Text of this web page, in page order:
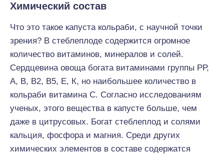
Химический состав
Что это такое капуста кольраби, с научной точки
зрения? В стеблеплоде содержится огромное
количество витаминов, минералов и солей.
Сердцевина овоща богата витаминами группы РР,
А, В, В2, В5, Е, К, но наибольшее количество в
кольраби витамина С. Согласно исследованиям
ученых, этого вещества в капусте больше, чем
даже в цитрусовых. Богат стеблеплод и солями
кальция, фосфора и магния. Среди других
химических элементов в составе содержатся